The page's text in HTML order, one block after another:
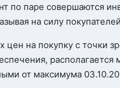
по паре совершаются
на силу
цен на покупку с точки
располагается
от максимума